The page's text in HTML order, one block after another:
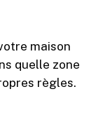
maison
quelle zone
règles.